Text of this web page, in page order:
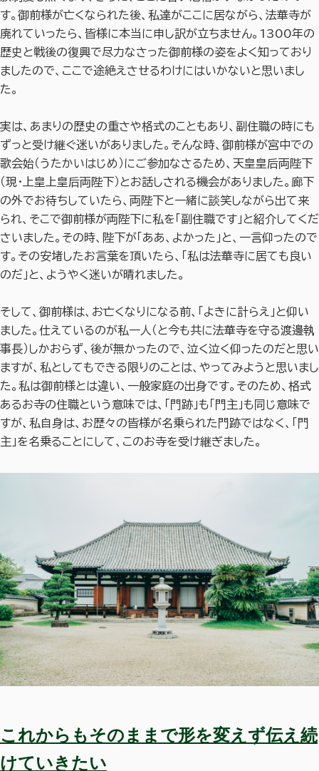
す。御前様が亡くなられた後、私達がここに居ながら、法華寺が
廃れていったら、皆様に本当に申し訳が立ちません。1300年の
歴史と戦後の復興で尽力なさった御前様の姿をよく知っており
ましたので、ここで途絶えさせるわけにはいかないと思いまし
た。
実は、あまりの歴史の重さや格式のこともあり、副住職の時にも
ずっと受け継ぐ迷いがありました。そんな時、御前様が宮中での
歌会始（うたかいはじめ）にご参加なさるため、天皇皇后両陛下
（現・上皇上皇后両陛下）とお話しされる機会がありました。廊下
の外でお待ちしていたら、両陛下と一緒に談笑しながら出て来
られ、そこで御前様が両陛下に私を「副住職です」と紹介してくだ
さいました。その時、陛下が「ああ、よかった」と、一言仰ったので
す。その安堵したお言葉を頂いたら、「私は法華寺に居ても良い
のだ」と、ようやく迷いが晴れました。
そして、御前様は、お亡くなりになる前、「よきに計らえ」と仰い
ました。仕えているのが私一人（と今も共に法華寺を守る渡邊執
事長）しかおらず、後が無かったので、泣く泣く仰ったのだと思い
ますが、私としてもできる限りのことは、やってみようと思いまし
た。私は御前様とは違い、一般家庭の出身です。そのため、格式
あるお寺の住職という意味では、「門跡」も「門主」も同じ意味で
すが、私自身は、お歴々の皆様が名乗られた門跡ではなく、「門
主」を名乗ることにして、このお寺を受け継ぎました。
これからもそのままで形を変えず伝え続
けていきたい